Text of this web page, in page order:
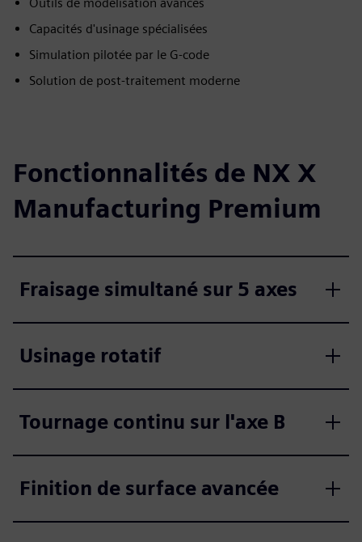
Capacités d'usinage spécialisées
Simulation pilotée par le G-code
Solution de post-traitement moderne
Fonctionnalités de NX X
Manufacturing Premium
Fraisage simultané sur 5 axes
Usinage rotatif
Tournage continu sur l'axe B
Finition de surface avancée